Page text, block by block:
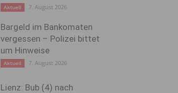
Aktuell 7. August 2026
Bargeld im Bankomaten
vergessen – Polizei bittet
um Hinweise
Aktuell 7. August 2026
Lienz: Bub (4) nach